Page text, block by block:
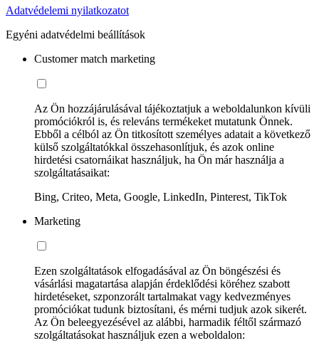
Adatvédelemi nyilatkozatot
Egyéni adatvédelmi beállítások
Customer match marketing
Az Ön hozzájárulásával tájékoztatjuk a weboldalunkon kívüli
promóciókról is, és releváns termékeket mutatunk Önnek.
Ebből a célból az Ön titkosított személyes adatait a következő
külső szolgáltatókkal összehasonlítjuk, és azok online
hirdetési csatornáikat használjuk, ha Ön már használja a
szolgáltatásaikat:
Bing, Criteo, Meta, Google, LinkedIn, Pinterest, TikTok
Marketing
Ezen szolgáltatások elfogadásával az Ön böngészési és
vásárlási magatartása alapján érdeklődési köréhez szabott
hirdetéseket, szponzorált tartalmakat vagy kedvezményes
promóciókat tudunk biztosítani, és mérni tudjuk azok sikerét.
Az Ön beleegyezésével az alábbi, harmadik féltől származó
szolgáltatásokat használjuk ezen a weboldalon: